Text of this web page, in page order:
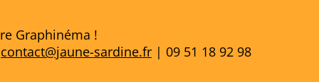
Graphinéma !
contact@jaune-sardine.fr | 09 51 18 92 98